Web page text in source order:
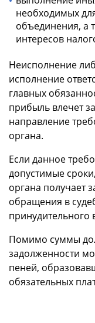
необходимых
объединения, а
интересов
Неисполнение
исполнение
главных
прибыль влечет
направление
органа.
Если данное
допустимые
органа получает
обращения в
принудительного
Помимо суммы
задолженности
пеней,
обязательных